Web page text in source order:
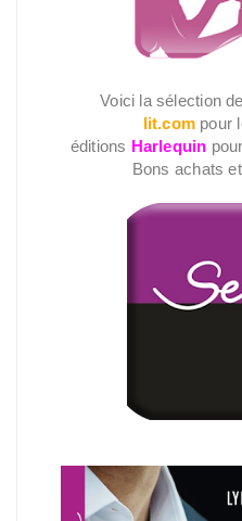
Voici la sélection
lit.com pour
éditions Harlequin
Bons achats